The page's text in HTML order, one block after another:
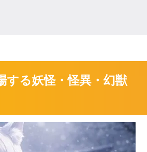
する妖怪・怪異・幻獣